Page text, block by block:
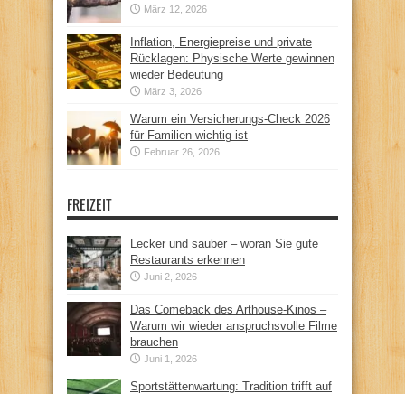
März 12, 2026
Inflation, Energiepreise und private
Rücklagen: Physische Werte gewinnen
wieder Bedeutung
März 3, 2026
Warum ein Versicherungs-Check 2026
für Familien wichtig ist
Februar 26, 2026
FREIZEIT
Lecker und sauber – woran Sie gute
Restaurants erkennen
Juni 2, 2026
Das Comeback des Arthouse-Kinos –
Warum wir wieder anspruchsvolle Filme
brauchen
Juni 1, 2026
Sportstättenwartung: Tradition trifft auf